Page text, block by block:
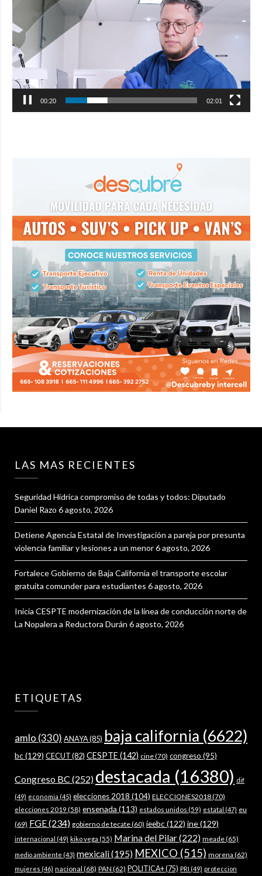
00:21 02:01
LAS MAS RECIENTES
Seguridad Hídrica compromiso de todas y todos: Diputado
Daniel Razo 6 agosto, 2026
Detiene Agencia Estatal de Investigación a pareja por presunta
violencia familiar y lesiones a un menor6 agosto, 2026
Fortalece Gobierno de Baja California el transporte escolar
gratuita comunder para estudiantes 6 agosto, 2026
Inicia CESPTE modernización de la línea de conducción norte de
La Nopalera a Reductora Durán 6 agosto, 2026
ETIQUETAS
amlo (330) ANAYA(85) baja california (6622)
bc(129) CECUT(82) CESPTE (142) cine(70) congreso (95)
Congreso BC (252) destacada (16380) dif
(49) economia (45) elecciones 2018 (104) ELECCIONES2018(70)
elecciones 2019 (58) ensenada (113) estados unidos (59) estatal (47) eu
(69) FGE(234) gobierno de tecate(60) ieebc(122) ine(129)
internacional (49) kiko vega (55) Marina del Pilar(222) meade(65)
medio ambiente (43) mexicali(195) MEXICO (515) morena (62)
mujeres (46) nacional (68) PAN (62) POLITICA+(75) PRI (49) proteccion